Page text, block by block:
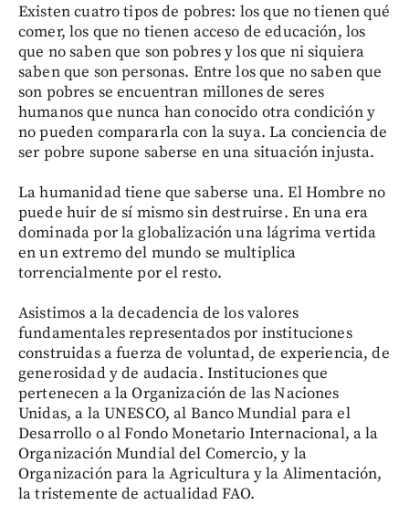
Existen cuatro tipos de pobres: los que no tienen qué
comer, los que no tienen acceso de educación, los
que no saben que son pobres y los que ni siquiera
saben que son personas. Entre los que no saben que
son pobres se encuentran millones de seres
humanos que nunca han conocido otra condición y
no pueden compararla con la suya. La conciencia de
ser pobre supone saberse en una situación injusta.
La humanidad tiene que saberse una. El Hombre no
puede huir de sí mismo sin destruirse. En una era
dominada por la globalización una lágrima vertida
en un extremo del mundo se multiplica
torrencialmente por el resto.
Asistimos a la decadencia de los valores
fundamentales representados por instituciones
construidas a fuerza de voluntad, de experiencia, de
generosidad y de audacia. Instituciones que
pertenecen a la Organización de las Naciones
Unidas, a la UNESCO, al Banco Mundial para el
Desarrollo o al Fondo Monetario Internacional, a la
Organización Mundial del Comercio, y la
Organización para la Agricultura y la Alimentación,
la tristemente de actualidad FAO.